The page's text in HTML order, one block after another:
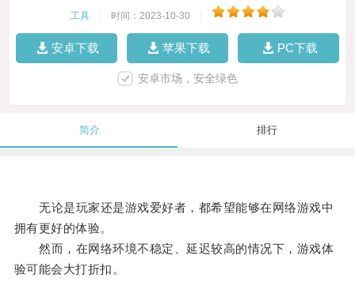
工具 时间：2023-10-30
安卓下载 苹果下载 PC下载
安卓市场，安全绿色
简介 排行
无论是玩家还是游戏爱好者，都希望能够在网络游戏中
拥有更好的体验。
然而，在网络环境不稳定、延迟较高的情况下，游戏体
验可能会大打折扣。